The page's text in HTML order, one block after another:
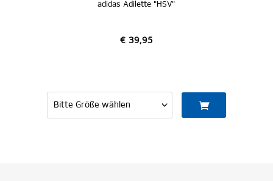
adidas Adilette "HSV"
€ 39,95